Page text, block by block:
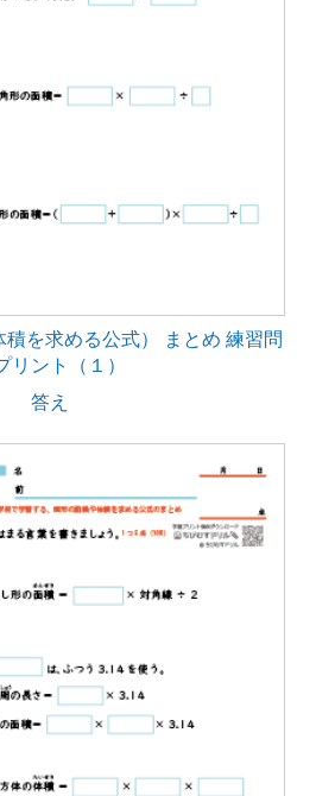
を求める公式） まとめ 練習問
リント（１）
答え